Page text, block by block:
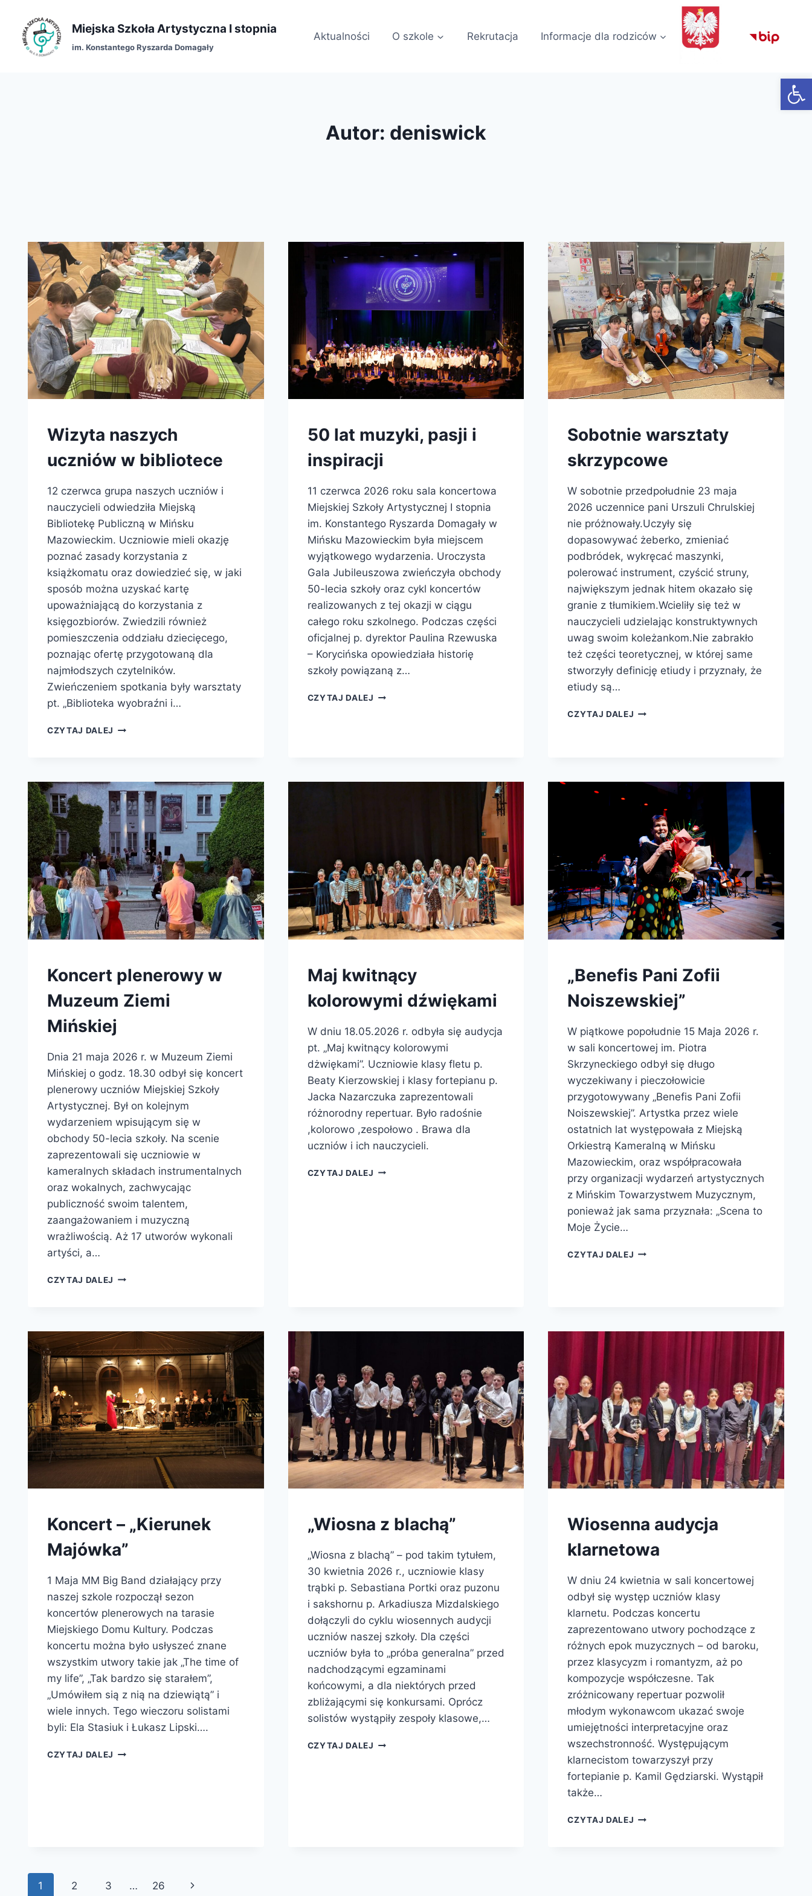
Miejska Szkoła Artystyczna I stopnia
im. Konstantego Ryszarda Domagały
Aktualności O szkole Rekrutacja Informacje dla rodziców
Autor: deniswick
Wizyta naszych
uczniów w bibliotece
12 czerwca grupa naszych uczniów i
nauczycieli odwiedziła Miejską
Bibliotekę Publiczną w Mińsku
Mazowieckim. Uczniowie mieli okazję
poznać zasady korzystania z
książkomatu oraz dowiedzieć się, w jaki
sposób można uzyskać kartę
upoważniającą do korzystania z
księgozbiorów. Zwiedzili również
pomieszczenia oddziału dziecięcego,
poznając ofertę przygotowaną dla
najmłodszych czytelników.
Zwieńczeniem spotkania były warsztaty
pt. „Biblioteka wyobraźni i…
CZYTAJ DALEJ
50 lat muzyki, pasji i
inspiracji
11 czerwca 2026 roku sala koncertowa
Miejskiej Szkoły Artystycznej I stopnia
im. Konstantego Ryszarda Domagały w
Mińsku Mazowieckim była miejscem
wyjątkowego wydarzenia. Uroczysta
Gala Jubileuszowa zwieńczyła obchody
50-lecia szkoły oraz cykl koncertów
realizowanych z tej okazji w ciągu
całego roku szkolnego. Podczas części
oficjalnej p. dyrektor Paulina Rzewuska
– Korycińska opowiedziała historię
szkoły powiązaną z…
CZYTAJ DALEJ
Sobotnie warsztaty
skrzypcowe
W sobotnie przedpołudnie 23 maja
2026 uczennice pani Urszuli Chrulskiej
nie próżnowały.Uczyły się
dopasowywać żeberko, zmieniać
podbródek, wykręcać maszynki,
polerować instrument, czyścić struny,
największym jednak hitem okazało się
granie z tłumikiem.Wcieliły się też w
nauczycieli udzielając konstruktywnych
uwag swoim koleżankom.Nie zabrakło
też części teoretycznej, w której same
stworzyły definicję etiudy i przyznały, że
etiudy są…
CZYTAJ DALEJ
Koncert plenerowy w
Muzeum Ziemi
Mińskiej
Dnia 21 maja 2026 r. w Muzeum Ziemi
Mińskiej o godz. 18.30 odbył się koncert
plenerowy uczniów Miejskiej Szkoły
Artystycznej. Był on kolejnym
wydarzeniem wpisującym się w
obchody 50-lecia szkoły. Na scenie
zaprezentowali się uczniowie w
kameralnych składach instrumentalnych
oraz wokalnych, zachwycając
publiczność swoim talentem,
zaangażowaniem i muzyczną
wrażliwością. Aż 17 utworów wykonali
artyści, a…
CZYTAJ DALEJ
Maj kwitnący
kolorowymi dźwiękami
W dniu 18.05.2026 r. odbyła się audycja
pt. „Maj kwitnący kolorowymi
dżwiękami”. Uczniowie klasy fletu p.
Beaty Kierzowskiej i klasy fortepianu p.
Jacka Nazarczuka zaprezentowali
różnorodny repertuar. Było radośnie
,kolorowo ,zespołowo . Brawa dla
uczniów i ich nauczycieli.
CZYTAJ DALEJ
„Benefis Pani Zofii
Noiszewskiej”
W piątkowe popołudnie 15 Maja 2026 r.
w sali koncertowej im. Piotra
Skrzyneckiego odbył się długo
wyczekiwany i pieczołowicie
przygotowywany „Benefis Pani Zofii
Noiszewskiej”. Artystka przez wiele
ostatnich lat występowała z Miejską
Orkiestrą Kameralną w Mińsku
Mazowieckim, oraz współpracowała
przy organizacji wydarzeń artystycznych
z Mińskim Towarzystwem Muzycznym,
ponieważ jak sama przyznała: „Scena to
Moje Życie…
CZYTAJ DALEJ
Koncert – „Kierunek
Majówka”
1 Maja MM Big Band działający przy
naszej szkole rozpoczął sezon
koncertów plenerowych na tarasie
Miejskiego Domu Kultury. Podczas
koncertu można było usłyszeć znane
wszystkim utwory takie jak „The time of
my life”, „Tak bardzo się starałem”,
„Umówiłem sią z nią na dziewiątą” i
wiele innych. Tego wieczoru solistami
byli: Ela Stasiuk i Łukasz Lipski….
CZYTAJ DALEJ
„Wiosna z blachą”
„Wiosna z blachą” – pod takim tytułem,
30 kwietnia 2026 r., uczniowie klasy
trąbki p. Sebastiana Portki oraz puzonu
i sakshornu p. Arkadiusza Mizdalskiego
dołączyli do cyklu wiosennych audycji
uczniów naszej szkoły. Dla części
uczniów była to „próba generalna” przed
nadchodzącymi egzaminami
końcowymi, a dla niektórych przed
zbliżającymi się konkursami. Oprócz
solistów wystąpiły zespoły klasowe,…
CZYTAJ DALEJ
Wiosenna audycja
klarnetowa
W dniu 24 kwietnia w sali koncertowej
odbył się występ uczniów klasy
klarnetu. Podczas koncertu
zaprezentowano utwory pochodzące z
różnych epok muzycznych – od baroku,
przez klasycyzm i romantyzm, aż po
kompozycje współczesne. Tak
zróżnicowany repertuar pozwolił
młodym wykonawcom ukazać swoje
umiejętności interpretacyjne oraz
wszechstronność. Występującym
klarnecistom towarzyszył przy
fortepianie p. Kamil Gędziarski. Wystąpił
także…
CZYTAJ DALEJ
1 2 3 … 26